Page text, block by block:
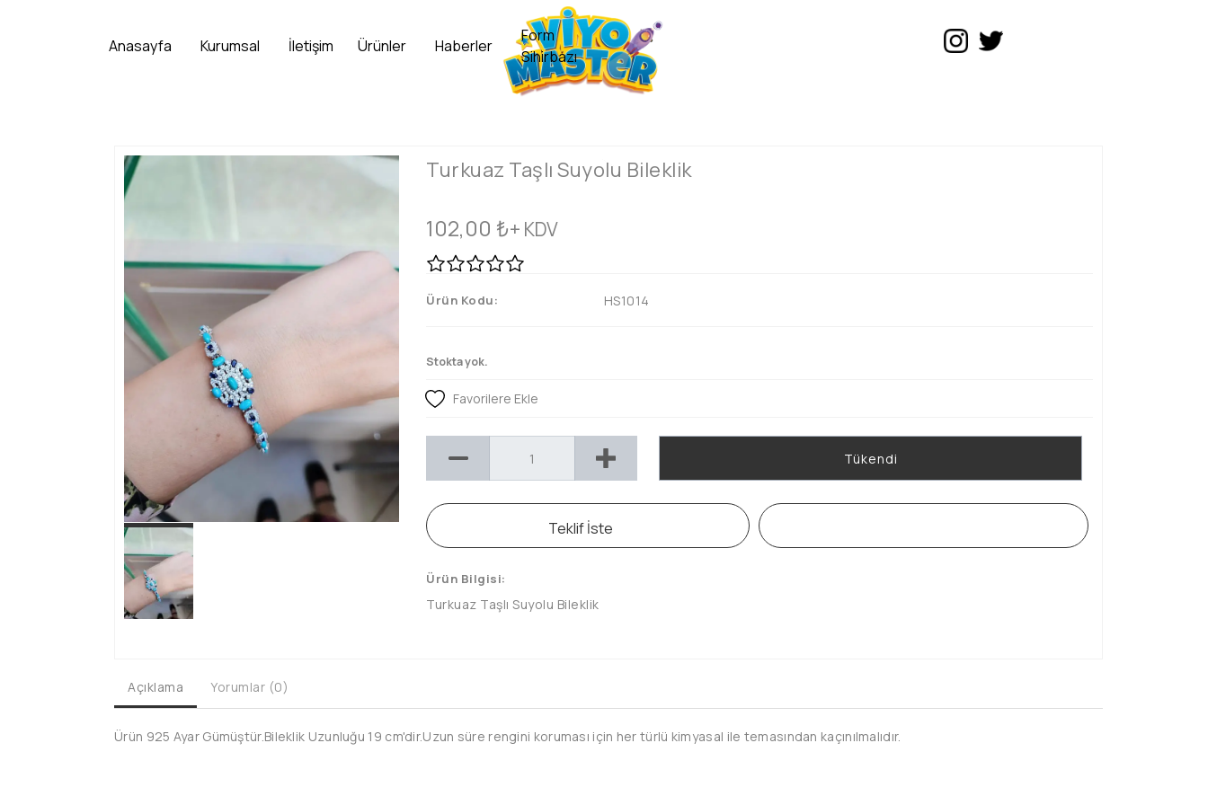
Turkuaz Taşlı Suyolu Bileklik
102,00 ₺+ KDV
Ürün Kodu: HS1014
Stokta yok.
Favorilere Ekle
Tükendi
Teklif İste
Ürün Bilgisi:
Turkuaz Taşlı Suyolu Bileklik
Açıklama Yorumlar (0)
Ürün 925 Ayar Gümüştür.Bileklik Uzunluğu 19 cm'dir.Uzun süre rengini koruması için her türlü kimyasal ile temasından kaçınılmalıdır.
Anasayfa Kurumsal İletişim Ürünler Haberler
Form
Sihirbazı